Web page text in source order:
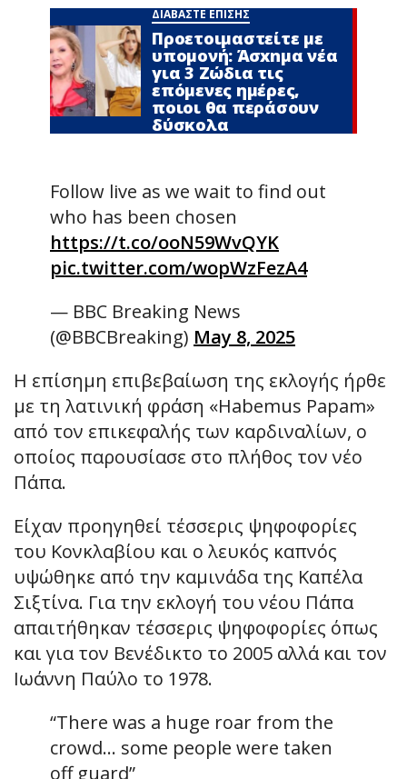
ΔΙΑΒΑΣΤΕ ΕΠΙΣΗΣ
Προετοιμαστείτε με
υπομονή: Άσxnμα νέα
για 3 Zώδια τις
επόμενες ημέρες,
ποιοι θα περάσουν
δύσκολα
Follow live as we wait to find out
who has been chosen
https://t.co/ooN59WvQYK
pic.twitter.com/wopWzFezA4
— BBC Breaking News
(@BBCBreaking) May 8, 2025
Η επίσημη επιβεβαίωση της εκλογής ήρθε
με τη λατινική φράση «Habemus Papam»
από τον επικεφαλής των καρδιναλίων, ο
οποίος παρουσίασε στο πλήθος τον νέο
Πάπα.
Είχαν προηγηθεί τέσσερις ψηφοφορίες
του Κονκλαβίου και ο λευκός καπνός
υψώθηκε από την καμινάδα της Καπέλα
Σιξτίνα. Για την εκλογή του νέου Πάπα
απαιτήθηκαν τέσσερις ψηφοφορίες όπως
και για τον Βενέδικτο το 2005 αλλά και τον
Ιωάννη Παύλο το 1978.
“There was a huge roar from the
crowd… some people were taken
off guard”